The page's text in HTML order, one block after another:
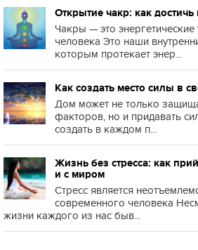
Открытие чакр: как
Чакры — это энергетические
человека Это наши
которым протекает энер...
Как создать место силы в
Дом может не только
факторов, но и придавать
создать в каждом п...
Жизнь без стресса: как
и с миром
Стресс является
современного человека
жизни каждого из нас быв...